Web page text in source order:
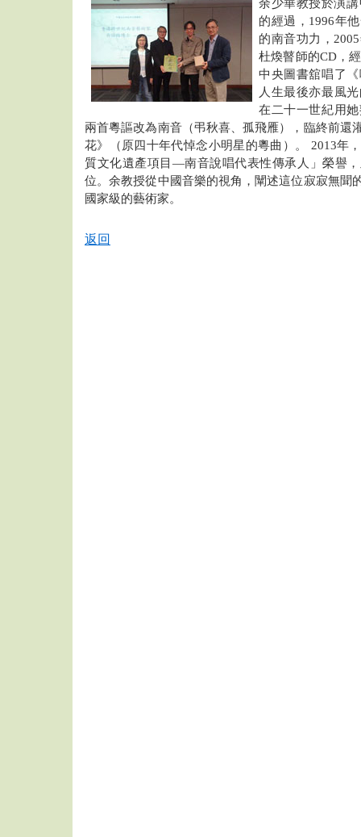
余少華教授於演
的經過，1996年
的南音功力，
杜煥瞽師的CD，
中央圖書舘唱了
人生最後亦最風
在二十一世紀用
兩首粵謳改為南音（弔秋喜、孤飛雁），臨終前還
花》（原四十年代悼念小明星的粵曲）。 2013年
質文化遺產項目—南音說唱代表性傳承人」榮譽
位。余教授從中國音樂的視角，闡述這位寂寂無聞
國家級的藝術家。
返回